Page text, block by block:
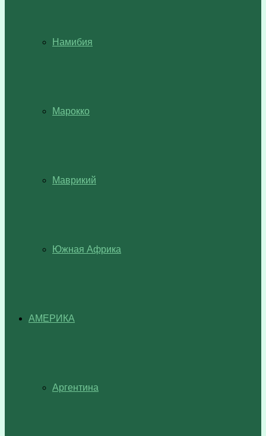
Намибия
Марокко
Маврикий
Южная Африка
АМЕРИКА
Аргентина